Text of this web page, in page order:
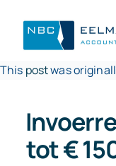
inhoud
This postwas
tot €